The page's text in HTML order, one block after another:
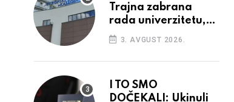
Trajna zabrana
rada univerzitetu,
provedba sudskih
odluka
3. AVGUST 2026.
I TO SMO
DOČEKALI: Ukinuli